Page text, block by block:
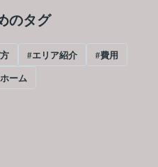
のタグ
#エリア紹介 #費用
ーム